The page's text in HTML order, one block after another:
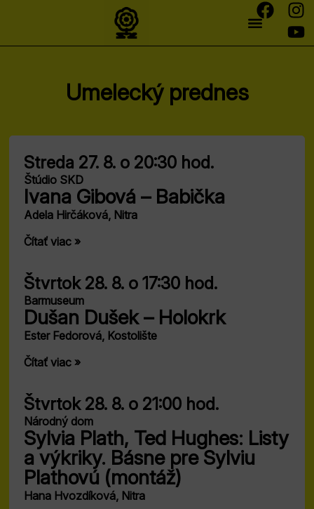
Umelecký prednes
Streda 27. 8. o 20:30 hod.
Štúdio SKD
Ivana Gibová – Babička
Adela Hirčáková, Nitra
Čítať viac »
Štvrtok 28. 8. o 17:30 hod.
Barmuseum
Dušan Dušek – Holokrk
Ester Fedorová, Kostolište
Čítať viac »
Štvrtok 28. 8. o 21:00 hod.
Národný dom
Sylvia Plath, Ted Hughes: Listy
a výkriky. Básne pre Sylviu
Plathovú (montáž)
Hana Hvozdíková, Nitra